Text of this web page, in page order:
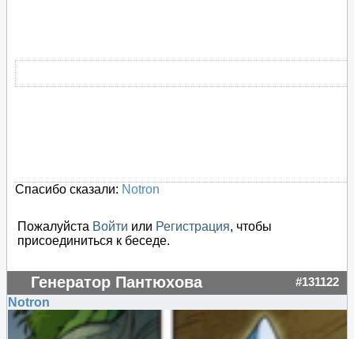
Спасибо сказали: Notron
Пожалуйста Войти или Регистрация, чтобы
присоединиться к беседе.
Генератор Пантюхова #131122
Notron